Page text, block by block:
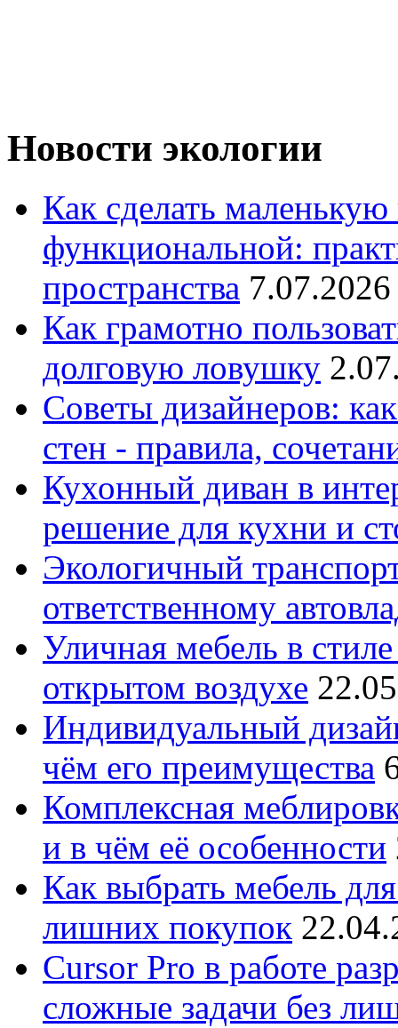
Новости экологии
Как сделать
функциональной:
пространства
Как грамотно
долговую ловушку
Советы дизайнеров:
стен - правила,
Кухонный диван в
решение для кухни и
Экологичный
ответственному
Уличная мебель в
открытом воздухе
Индивидуальный
чём его преимущества
Комплексная
и в чём её особенности
Как выбрать мебель
лишних покупок
Cursor Pro в работе
сложные задачи без